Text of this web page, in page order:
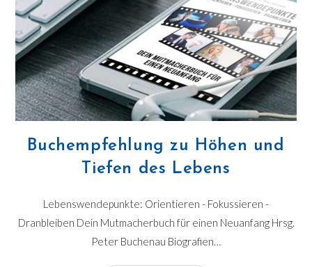
Buchempfehlung zu Höhen und
Tiefen des Lebens
Lebenswendepunkte: Orientieren - Fokussieren -
Dranbleiben Dein Mutmacherbuch für einen Neuanfang Hrsg.
Peter Buchenau Biografien…